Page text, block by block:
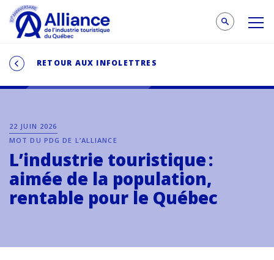
RETOUR AUX INFOLETTRES
22 JUIN 2026
MOT DU PDG DE L’ALLIANCE
L’industrie touristique :
aimée de la population,
rentable pour le Québec